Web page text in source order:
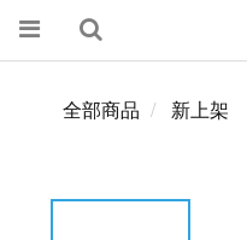
全部商品 新上架